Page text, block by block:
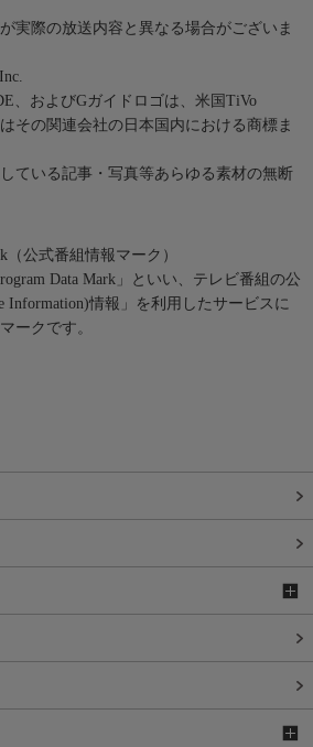
実際の放送内容と異なる場合がございま
、およびGガイドロゴは、米国TiVo
その関連会社の日本国内における商標ま
ている記事・写真等あらゆる素材の無断
（公式番組情報マーク）
Data Mark」といい、テレビ番組の公
Information)情報」を利用したサービスに
ークです。